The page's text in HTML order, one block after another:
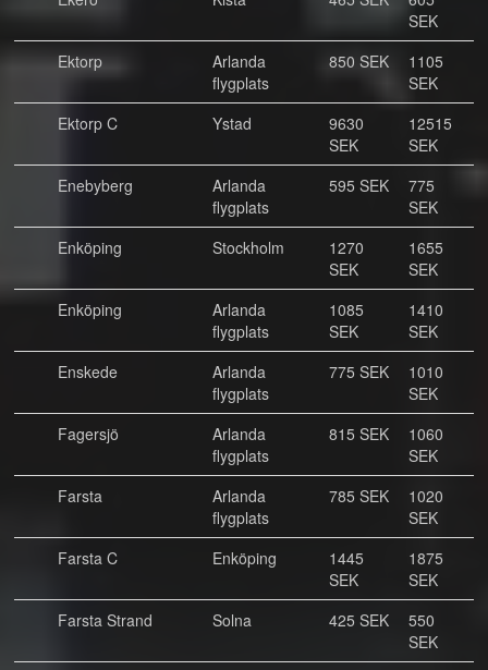
SEK
Ektorp
Arlanda
flygplats
850 SEK
1105
SEK
Ektorp C
Ystad
9630
SEK
12515
SEK
Enebyberg
Arlanda
flygplats
595 SEK
775
SEK
Enköping
Stockholm
1270
SEK
1655
SEK
Enköping
Arlanda
flygplats
1085
SEK
1410
SEK
Enskede
Arlanda
flygplats
775 SEK
1010
SEK
Fagersjö
Arlanda
flygplats
815 SEK
1060
SEK
Farsta
Arlanda
flygplats
785 SEK
1020
SEK
Farsta C
Enköping
1445
SEK
1875
SEK
Farsta Strand
Solna 425 SEK
550
SEK